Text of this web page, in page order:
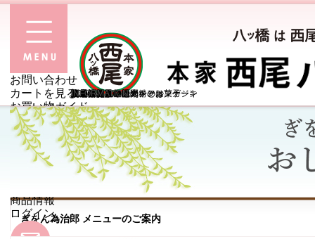
ログイン
お問い合わせ
カートを見るCONTENTS
トップページ
新規会員登録
八ッ橋だより
商品情報
店舗情報
西尾八ッ橋の歴史
西尾のお茶の時間
純米シフォンケーキとは
本家西尾八ッ橋のメールマガジン
八ッ橋誕生物語
西尾のお菓子は米粉のお菓子
京の豆知識
ためちゃんの純米シフォンケーキ
INFORMATION
お買い物ガイド
サイトマップ
個人情報保護方針
特定商取引法に基づく表記
会社概要
お問い合わせ
商品情報
ログイン
ぎをん為治郎 メニューのご案内